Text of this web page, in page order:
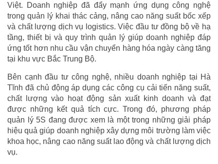
Việt. Doanh nghiệp đã đẩy mạnh ứng dụng công nghệ
trong quản lý khai thác cảng, nâng cao năng suất bốc xếp
và chất lượng dịch vụ logistics. Việc đầu tư đồng bộ về hạ
tầng, thiết bị và quy trình quản lý giúp doanh nghiệp đáp
ứng tốt hơn nhu cầu vận chuyển hàng hóa ngày càng tăng
tại khu vực Bắc Trung Bộ.
Bên cạnh đầu tư công nghệ, nhiều doanh nghiệp tại Hà
Tĩnh đã chủ động áp dụng các công cụ cải tiến năng suất,
chất lượng vào hoạt động sản xuất kinh doanh và đạt
được những kết quả tích cực. Trong đó, phương pháp
quản lý 5S đang được xem là một trong những giải pháp
hiệu quả giúp doanh nghiệp xây dựng môi trường làm việc
khoa học, nâng cao năng suất lao động và chất lượng dịch
vụ.